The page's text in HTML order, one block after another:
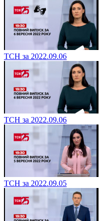
ТСН за 2022.09.06
ТСН за 2022.09.06
ТСН за 2022.09.05